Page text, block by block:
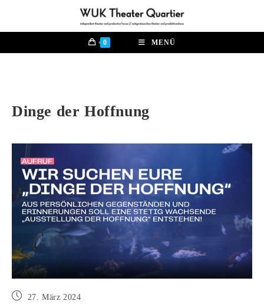
springen
0 MENÜ
Dinge der Hoffnung
Beitrag27. März 2024